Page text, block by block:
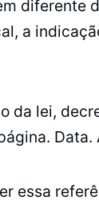
a
da lei,
Data.
essa